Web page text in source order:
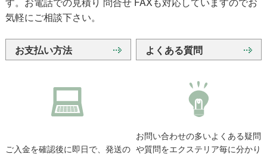
気軽にご相談下さい。
お支払い方法
ご入金を確認後に即日で、発送の
よくある質問
お問い合わせの多いよくある疑問
や質問をエクステリア毎に分かり